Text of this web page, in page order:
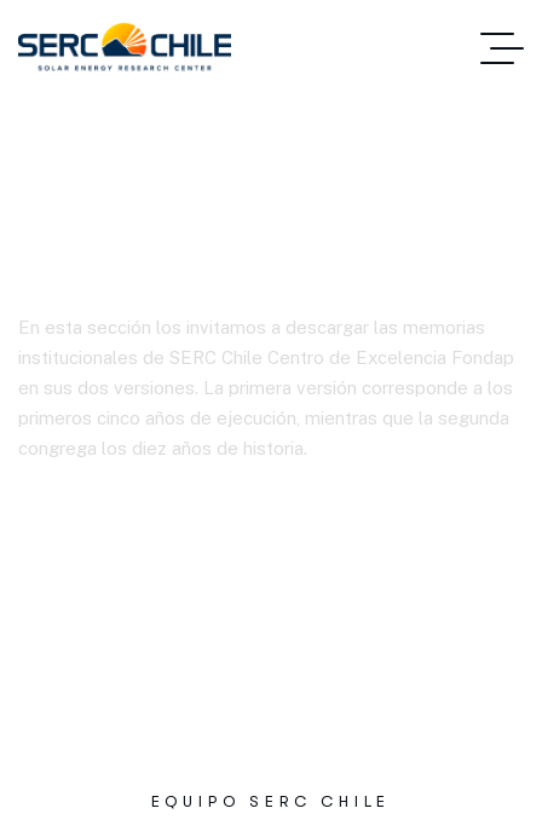
En esta sección los invitamos a descargar las memorias
institucionales de SERC Chile Centro de Excelencia Fondap
en sus dos versiones. La primera versión corresponde a los
primeros cinco años de ejecución, mientras que la segunda
congrega los diez años de historia.
EQUIPO SERC CHILE